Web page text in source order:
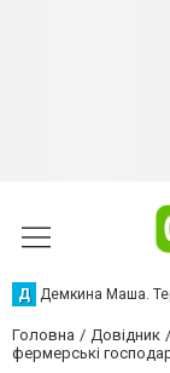
Д Демкина Маша.
Головна Довідник
фермерські